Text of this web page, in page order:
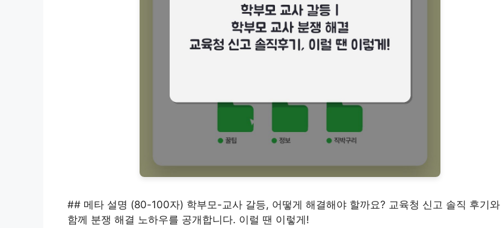
## 메타 설명 (80-100자) 학부모-교사 갈등, 어떻게 해결해야 할까요? 교육청 신고 솔직 후기와
함께 분쟁 해결 노하우를 공개합니다. 이럴 땐 이렇게!